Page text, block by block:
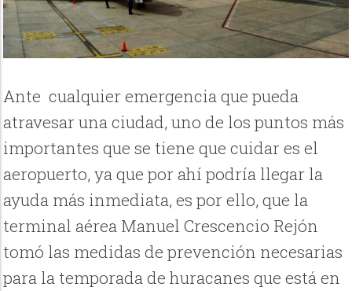
Ante cualquier emergencia que pueda
atravesar una ciudad, uno de los puntos más
importantes que se tiene que cuidar es el
aeropuerto, ya que por ahí podría llegar la
ayuda más inmediata, es por ello, que la
terminal aérea Manuel Crescencio Rejón
tomó las medidas de prevención necesarias
para la temporada de huracanes que está en